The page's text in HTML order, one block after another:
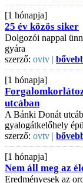
[1 hónapja]
25 év közös siker
Dolgozói nappal
gyára
szerző: ovtv |
[1 hónapja]
utcában
A Bánki Donát
gyalogátkelőhely
szerző: ovtv |
[1 hónapja]
Nem áll meg az
Eredményesek az